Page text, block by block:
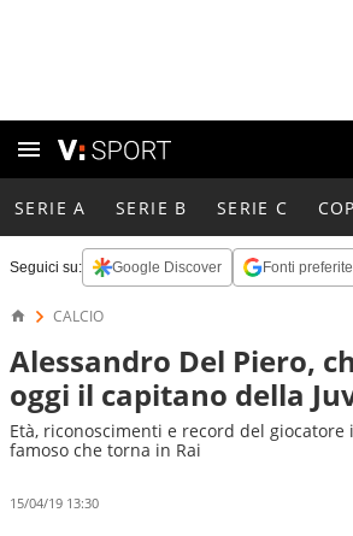
SERIE A SERIE B SERIE C
Seguici su: Google Discover Fonti preferite
CALCIO
Alessandro Del Piero,
oggi il capitano della
Età, riconoscimenti e record del
famoso che torna in Rai
15/04/19 13:30